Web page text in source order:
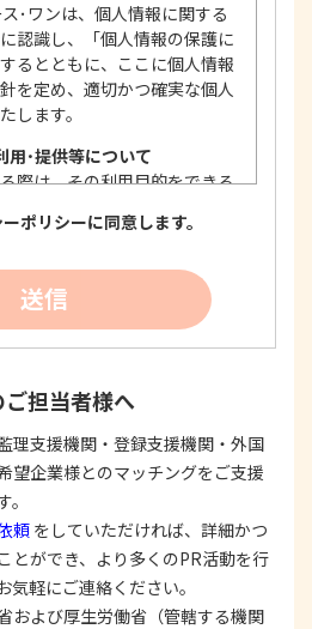
･ワンは、個人情報に関する
認識し、「個人情報の保護に
るとともに、ここに個人情報
を定め、適切かつ確実な個人
します。
用･提供等について
際は、その利用目的をできる
その目的達成に必要な限度に
な手段を用い、同意を得て取
際は、本人に明示、通知、ま
的の範囲内に限定し、それに
行なわないための措置を講じ
意を与えた利用目的の範囲内
います。
いて
びその利用の安全性を確保す
ティ対策を始めとする安全措
への不正アクセス、個人情報
損等の的確な防止とセキュリ
。
ポリシーに同意します。
送信
担当者様へ
理支援機関・登録支援機関・外国
望企業様とのマッチングをご支援
頼 をしていただければ、詳細かつ
とができ、より多くのPR活動を行
気軽にご連絡ください。
および厚生労働省（管轄する機関